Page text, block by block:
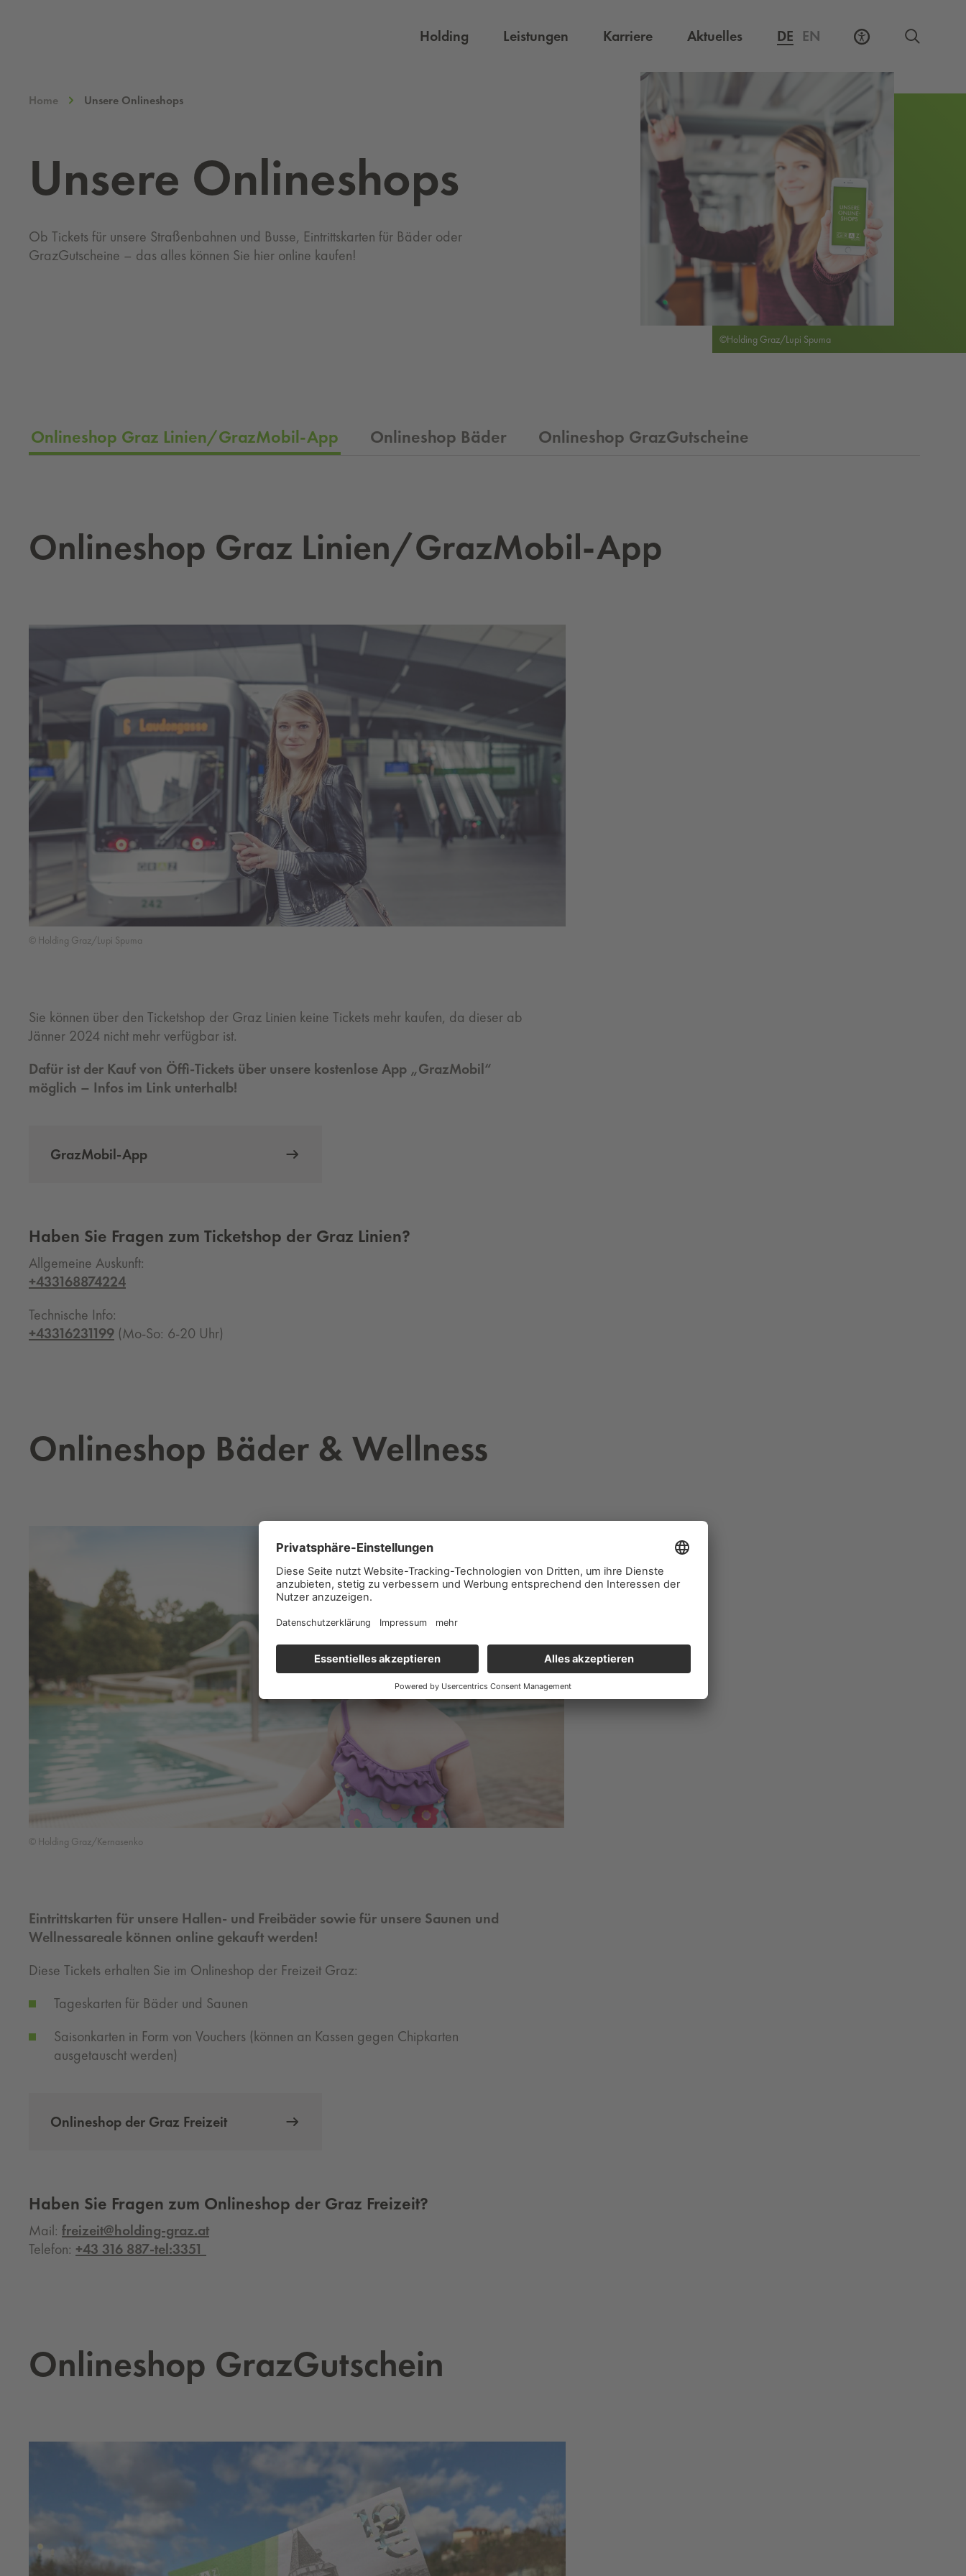
Holding Leistungen KarriereExterner Link, öffnet eine neue Registerkarte
Aktuelles DE EN
Home Unsere Onlineshops
Un­se­re On­li­neshops
Ob Tickets für unsere Straßenbahnen und Busse, Eintrittskarten für Bäder oder
GrazGutscheine – das alles können Sie hier online kaufen!
©Holding Graz/Lupi Spuma
Onlineshop Graz Linien/GrazMobil-App Onlineshop Bäder Onlineshop GrazGutscheine
On­li­neshop Graz Li­ni­en/Graz­Mo­bil-App
© Holding Graz/Lupi Spuma
Sie können über den Ticketshop der Graz Linien keine Tickets mehr kaufen, da dieser ab
Jänner 2024 nicht mehr verfügbar ist.
Dafür ist der Kauf von Öffi-Tickets über unsere kostenlose App „GrazMobil“
möglich – Infos im Link unterhalb!
GrazMobil-App
Haben Sie Fragen zum Ticketshop der Graz Linien?
Allgemeine Auskunft:
+433168874224
Technische Info:
+43316231199 (Mo-So: 6-20 Uhr)
On­li­neshop Bä­der & Well­ness
© Holding Graz/Kernasenko
Eintrittskarten für unsere Hallen- und Freibäder sowie für unsere Saunen und
Wellnessareale können online gekauft werden!
Diese Tickets erhalten Sie im Onlineshop der Freizeit Graz:
Tageskarten für Bäder und Saunen
Saisonkarten in Form von Vouchers (können an Kassen gegen Chipkarten
ausgetauscht werden)
Onlineshop der Graz Freizeit
Haben Sie Fragen zum Onlineshop der Graz Freizeit?
Mail: freizeit@holding-graz.at
Telefon: +43 316 887-tel:3351
On­li­neshop Gra­z­Gut­schein